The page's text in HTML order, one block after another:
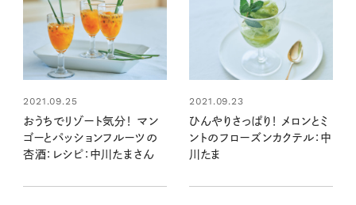
2021.09.25
おうちでリゾート気分！ マン
ゴーとパッションフルーツの
杏酒：レシピ：中川たまさん
2021.09.23
ひんやりさっぱり！ メロンとミ
ントのフローズンカクテル：中
川たま